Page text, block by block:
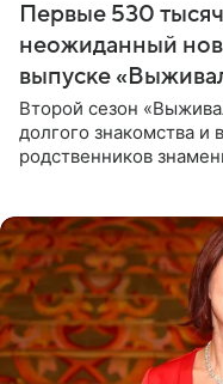
Первые 530
неожиданный
выпуске
Второй сезон
долгого знакомства
родственников